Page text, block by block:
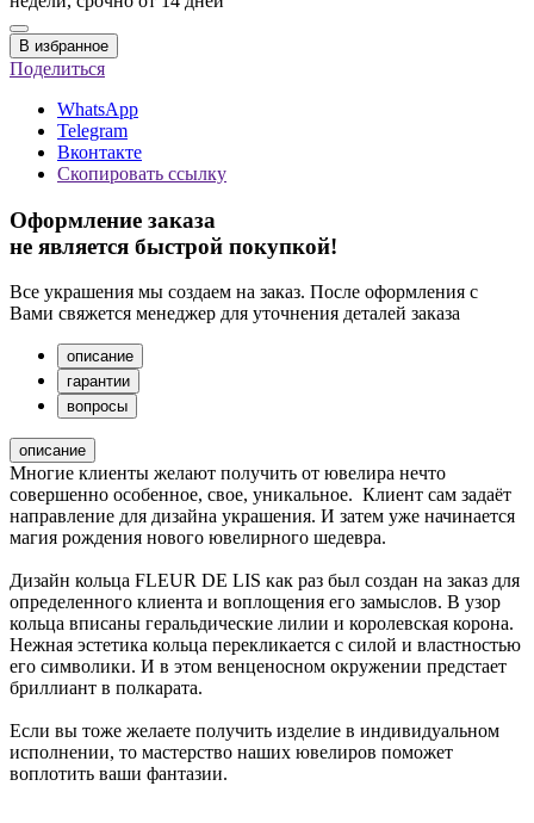
В избранное
Поделиться
WhatsApp
Telegram
Вконтакте
Скопировать ссылку
Оформление заказа
не является быстрой покупкой!
Все украшения мы создаем на заказ. После оформления с
Вами свяжется менеджер для уточнения деталей заказа
описание
гарантии
вопросы
описание
Многие клиенты желают получить от ювелира нечто
совершенно особенное, свое, уникальное. Клиент сам задаёт
направление для дизайна украшения. И затем уже начинается
магия рождения нового ювелирного шедевра.
Дизайн кольца FLEUR DE LIS как раз был создан на заказ для
определенного клиента и воплощения его замыслов. В узор
кольца вписаны геральдические лилии и королевская корона.
Нежная эстетика кольца перекликается с силой и властностью
его символики. И в этом венценосном окружении предстает
бриллиант в полкарата.
Если вы тоже желаете получить изделие в индивидуальном
исполнении, то мастерство наших ювелиров поможет
воплотить ваши фантазии.